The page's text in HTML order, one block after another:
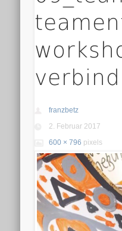
franzbetz
2. Februar 2017
600 × 796 pixels